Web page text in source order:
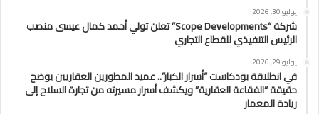
يوليو 30, 2026
شركة “Scope Developments” تعلن تولي أحمد كمال عيسى منصب
الرئيس التنفيذي للقطاع التجاري
يوليو 29, 2026
في انطلاقة بودكاست “أسرار الكبار”.. عميد المطورين العقاريين يوضح
حقيقة “الفقاعة العقارية” ويكشف أسرار مسيرته من تجارة السلاح إلى
ريادة المعمار